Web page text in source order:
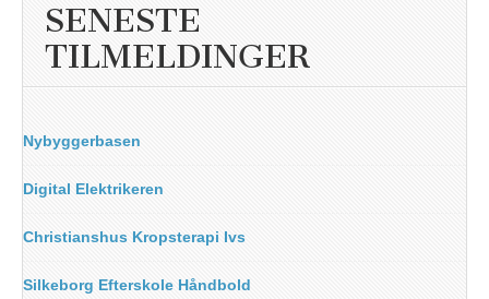
SENESTE
TILMELDINGER
Nybyggerbasen
Digital Elektrikeren
Christianshus Kropsterapi Ivs
Silkeborg Efterskole Håndbold